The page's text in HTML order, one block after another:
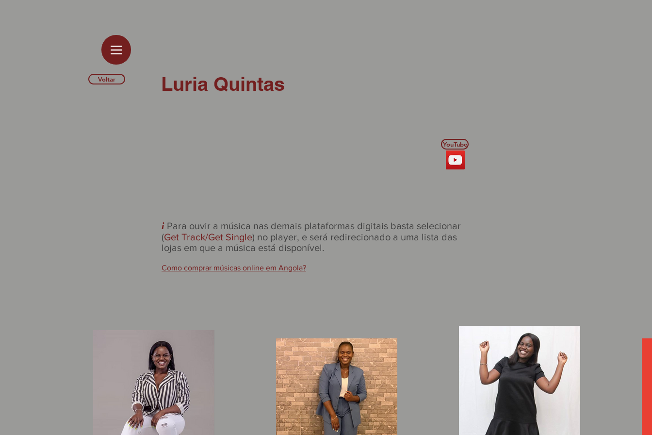
Voltar Luria Quintas
YouTube
i Para ouvir a música nas demais plataformas digitais basta selecionar
(Get Track/Get Single) no player, e será redirecionado a uma lista das
lojas em que a música está disponível.
Como comprar músicas online em Angola?